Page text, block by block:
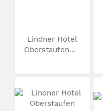
Lindner Hotel
Oberstaufen...